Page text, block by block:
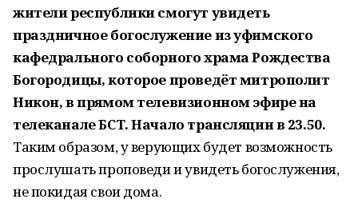
жители республики смогут увидеть
праздничное богослужение из уфимского
кафедрального соборного храма Рождества
Богородицы, которое проведёт митрополит
Никон, в прямом телевизионном эфире на
телеканале БСТ. Начало трансляции в 23.50.
Таким образом, у верующих будет возможность
прослушать проповеди и увидеть богослужения,
не покидая свои дома.